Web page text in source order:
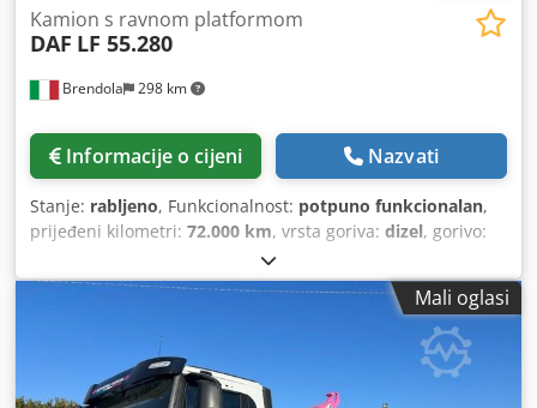
Brendola 298 km
Kamion s ravnom platformom
DAF LF 55.280
Informacije o cijeni Nazvati
Stanje: rabljeno, Funkcionalnost: potpuno funkcionalan,
prijeđeni kilometri: 72.000 km, vrsta goriva: dizel, gorivo:
, vozačeva kabina:
proizvodnje:2012, Oprema:dizalica, klima uređaj,
Mali oglasi